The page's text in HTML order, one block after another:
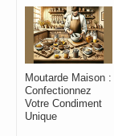
Moutarde Maison :
Confectionnez
Votre Condiment
Unique